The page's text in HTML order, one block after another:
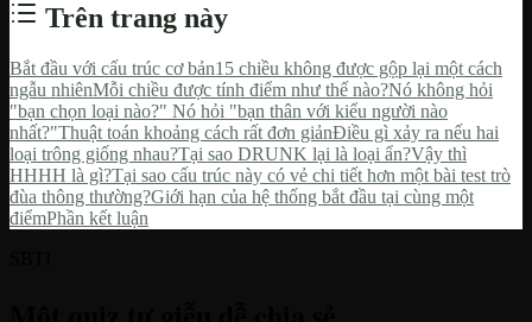
Trên trang này
Bắt đầu với cấu trúc cơ bản15 chiều không được gộp lại một cách
ngẫu nhiênMỗi chiều được tính điểm như thế nào?Nó không hỏi
"bạn chọn loại nào?" Nó hỏi "bạn thân với kiểu người nào
nhất?"Thuật toán khoảng cách rất đơn giảnĐiều gì xảy ra nếu hai
loại trông giống nhau?Tại sao DRUNK lại là loại ẩn?Vậy thì
HHHH là gì?Tại sao cấu trúc này có vẻ chi tiết hơn một bài test trò
đùa thông thường?Giới hạn của hệ thống bắt đầu tại cùng một
điểmPhần kết luận